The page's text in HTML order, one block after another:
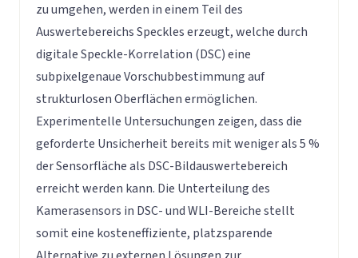
zu umgehen, werden in einem Teil des
Auswertebereichs Speckles erzeugt, welche durch
digitale Speckle-Korrelation (DSC) eine
subpixelgenaue Vorschubbestimmung auf
strukturlosen Oberflächen ermöglichen.
Experimentelle Untersuchungen zeigen, dass die
geforderte Unsicherheit bereits mit weniger als 5 %
der Sensorfläche als DSC-Bildauswertebereich
erreicht werden kann. Die Unterteilung des
Kamerasensors in DSC- und WLI-Bereiche stellt
somit eine kosteneffiziente, platzsparende